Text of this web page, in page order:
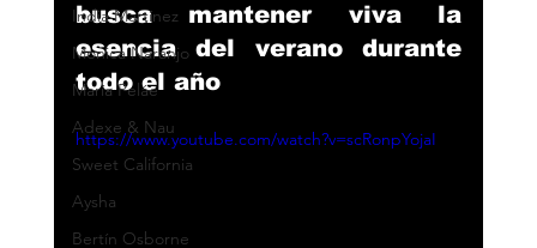
India Martínez
Monica Naranjo
María Peláe
Adexe & Nau
Sweet California
Aysha
Bertín Osborne
busca mantener viva la
esencia del verano durante
todo el año
https://www.youtube.com/watch?v=scRonpYojaI